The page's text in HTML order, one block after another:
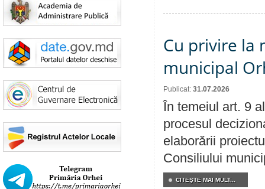
Cu privire la
municipal
Publicat: 31.07.2026
În temeiul art. 9
procesul
elaborării
Consiliului
CITEŞTE MAI MULT...